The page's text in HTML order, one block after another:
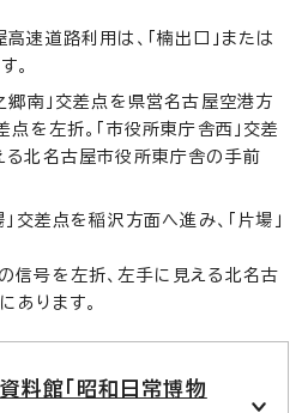
速道路利用は、「楠出口」または
。
郷南」交差点を県営名古屋空港方
点を左折。「市役所東庁舎西」交差
る北名古屋市役所東庁舎の手前
交差点を稲沢方面へ進み、「片場」
信号を左折、左手に見える北名古
あります。
料館「昭和日常博物